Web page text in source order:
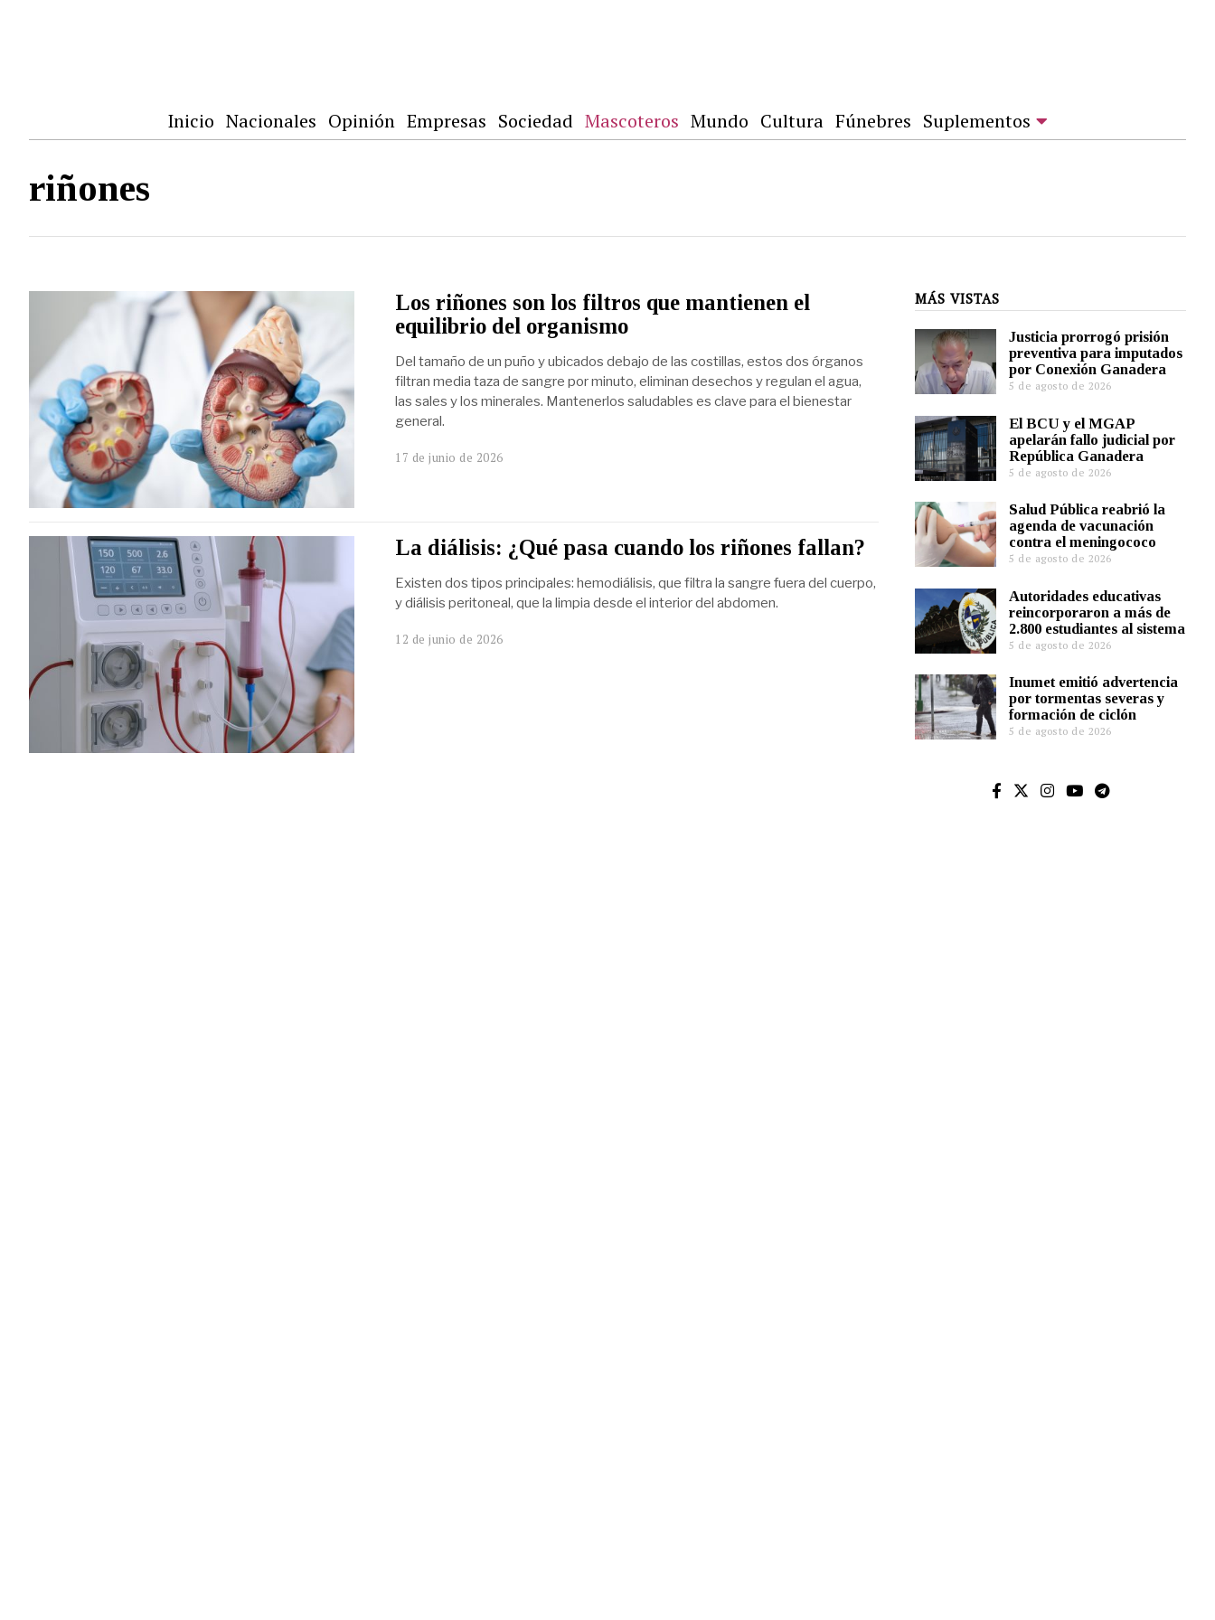
Inicio Nacionales Opinión Empresas Sociedad Mascoteros Mundo Cultura Fúnebres Suplementos
riñones
Los riñones son los filtros que mantienen el
equilibrio del organismo
Del tamaño de un puño y ubicados debajo de las costillas, estos dos órganos
filtran media taza de sangre por minuto, eliminan desechos y regulan el agua,
las sales y los minerales. Mantenerlos saludables es clave para el bienestar
general.
17 de junio de 2026
La diálisis: ¿Qué pasa cuando los riñones fallan?
Existen dos tipos principales: hemodiálisis, que filtra la sangre fuera del cuerpo,
y diálisis peritoneal, que la limpia desde el interior del abdomen.
12 de junio de 2026
MÁS VISTAS
Justicia prorrogó prisión
preventiva para imputados
por Conexión Ganadera
5 de agosto de 2026
El BCU y el MGAP
apelarán fallo judicial por
República Ganadera
5 de agosto de 2026
Salud Pública reabrió la
agenda de vacunación
contra el meningococo
5 de agosto de 2026
Autoridades educativas
reincorporaron a más de
2.800 estudiantes al sistema
5 de agosto de 2026
Inumet emitió advertencia
por tormentas severas y
formación de ciclón
5 de agosto de 2026